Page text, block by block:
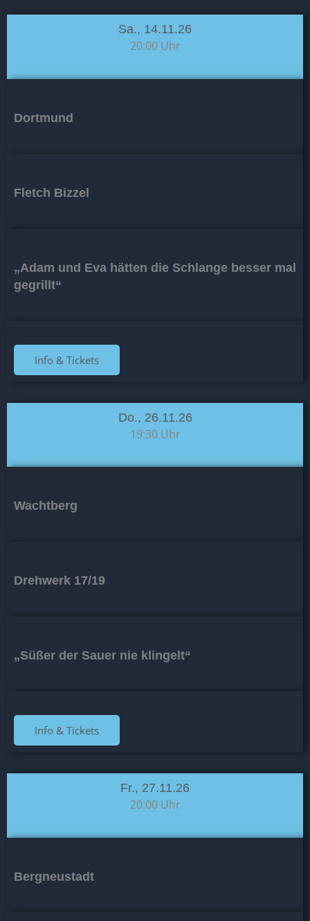
Sa., 14.11.26
20:00 Uhr
Dortmund
Fletch Bizzel
„Adam und Eva hätten die Schlange besser mal
gegrillt“
Info & Tickets
Do., 26.11.26
19:30 Uhr
Wachtberg
Drehwerk 17/19
„Süßer der Sauer nie klingelt“
Info & Tickets
Fr., 27.11.26
20:00 Uhr
Bergneustadt